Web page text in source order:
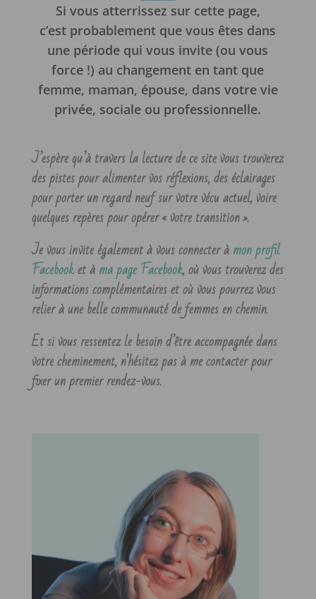
Si vous atterrissez sur cette page,
c’est probablement que vous êtes dans
une période qui vous invite (ou vous
force !) au changement en tant que
femme, maman, épouse, dans votre vie
privée, sociale ou professionnelle.
J’espère qu’à travers la lecture de ce site vous trouverez
des pistes pour alimenter vos réflexions, des éclairages
pour porter un regard neuf sur votre vécu actuel, voire
quelques repères pour opérer « votre transition ».
Je vous invite également à vous connecter àmon profil
Facebooket àma page Facebook, où vous trouverez des
informations complémentaires et où vous pourrez vous
relier à une belle communauté de femmes en chemin.
Et si vous ressentez le besoin d’être accompagnée dans
votre cheminement, n’hésitez pas à me contacter pour
fixer un premier rendez-vous.